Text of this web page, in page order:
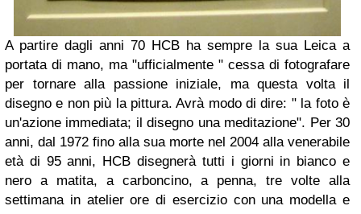
A partire dagli anni 70 HCB ha sempre la sua Leica a
portata di mano, ma "ufficialmente " cessa di fotografare
per tornare alla passione iniziale, ma questa volta il
disegno e non più la pittura. Avrà modo di dire: " la foto è
un'azione immediata; il disegno una meditazione". Per 30
anni, dal 1972 fino alla sua morte nel 2004 alla venerabile
età di 95 anni, HCB disegnerà tutti i giorni in bianco e
nero a matita, a carboncino, a penna, tre volte alla
settimana in atelier ore di esercizio con una modella e